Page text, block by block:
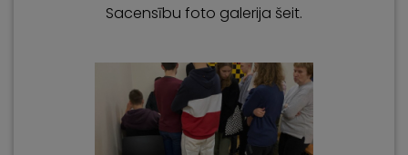
Sacensību foto galerija šeit.